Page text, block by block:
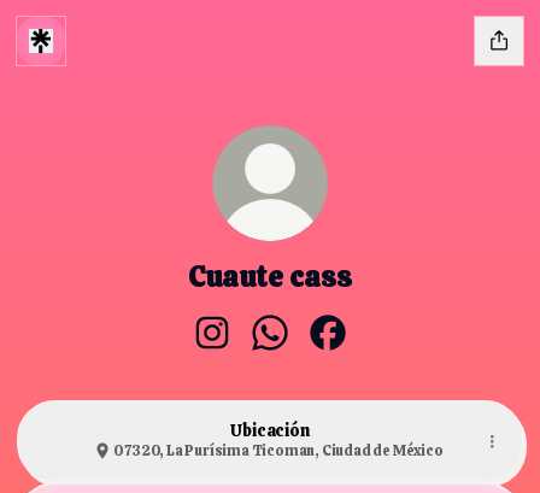
Cuaute cass
Ubicación
07320, La Purísima Ticoman, Ciudad de México